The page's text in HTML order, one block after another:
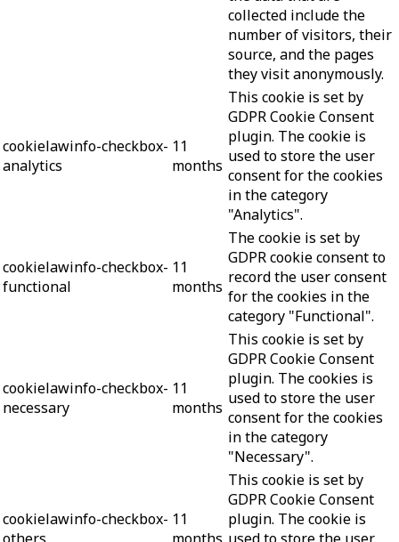
collected include the
number of visitors, their
source, and the pages
they visit anonymously.
cookielawinfo-checkbox-
analytics
11
months
This cookie is set by
GDPR Cookie Consent
plugin. The cookie is
used to store the user
consent for the cookies
in the category
"Analytics".
cookielawinfo-checkbox-
functional
11
months
The cookie is set by
GDPR cookie consent to
record the user consent
for the cookies in the
category "Functional".
cookielawinfo-checkbox-
necessary
11
months
This cookie is set by
GDPR Cookie Consent
plugin. The cookies is
used to store the user
consent for the cookies
in the category
"Necessary".
cookielawinfo-checkbox- 11
This cookie is set by
GDPR Cookie Consent
plugin. The cookie is